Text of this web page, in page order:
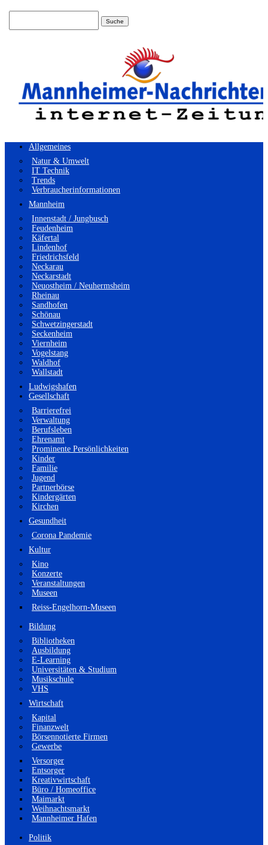
Allgemeines
Natur & Umwelt
IT Technik
Trends
Verbraucherinformationen
Mannheim
Innenstadt / Jungbusch
Feudenheim
Käfertal
Lindenhof
Friedrichsfeld
Neckarau
Neckarstadt
Neuostheim / Neuhermsheim
Rheinau
Sandhofen
Schönau
Schwetzingerstadt
Seckenheim
Viernheim
Vogelstang
Waldhof
Wallstadt
Ludwigshafen
Gesellschaft
Barrierefrei
Verwaltung
Berufsleben
Ehrenamt
Prominente Persönlichkeiten
Kinder
Familie
Jugend
Partnerbörse
Kindergärten
Kirchen
Gesundheit
Corona Pandemie
Kultur
Kino
Konzerte
Veranstaltungen
Museen
Reiss-Engelhorn-Museen
Bildung
Bibliotheken
Ausbildung
E-Learning
Universitäten & Studium
Musikschule
VHS
Wirtschaft
Kapital
Finanzwelt
Börsennotierte Firmen
Gewerbe
Versorger
Entsorger
Kreativwirtschaft
Büro / Homeoffice
Maimarkt
Weihnachtsmarkt
Mannheimer Hafen
Politik